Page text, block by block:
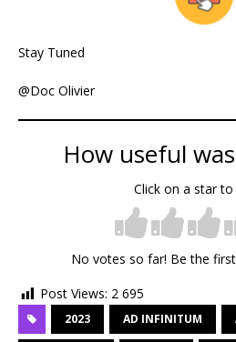
Stay Tuned
@Doc Olivier
How useful
Click on a star
No votes so far! Be the
Post Views: 2 695
2023 AD INFINITUM